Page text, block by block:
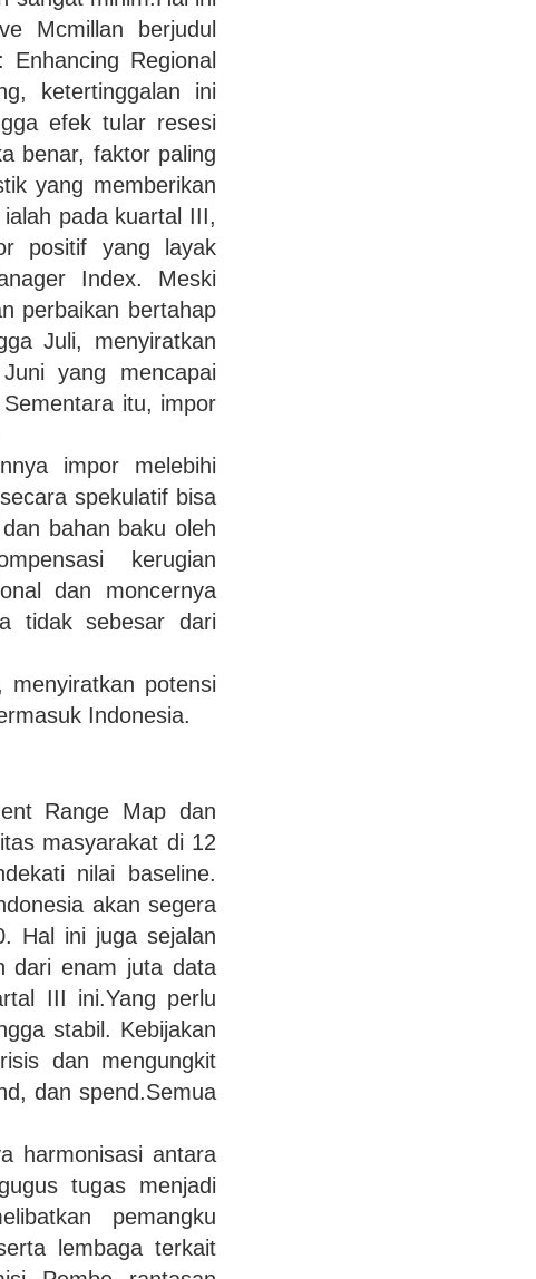
Mcmillan berjudul
Enhancing Regional
ketertinggalan ini
efek tular resesi
benar, faktor paling
yang memberikan
pada kuartal III,
positif yang layak
Index. Meski
perbaikan bertahap
Juli, menyiratkan
yang mencapai
itu, impor
impor melebihi
spekulatif bisa
bahan baku oleh
kerugian
dan moncernya
tidak sebesar dari
menyiratkan potensi
Indonesia.
Range Map dan
masyarakat di 12
nilai baseline.
akan segera
Hal ini juga sejalan
dari enam juta data
III ini.Yang perlu
stabil. Kebijakan
dan mengungkit
dan spend.Semua
harmonisasi antara
tugas menjadi
pemangku
lembaga terkait